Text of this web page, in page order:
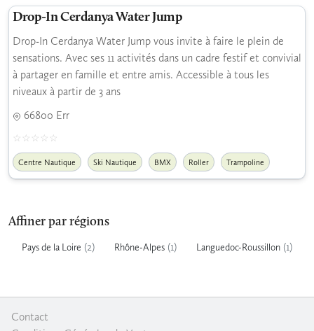
Affiner par régions
Pays de la Loire (2) Rhône-Alpes (1) Languedoc-Roussillon (1)
Drop-In Cerdanya Water Jump
Drop-In Cerdanya Water Jump vous invite à faire le plein de
sensations. Avec ses 11 activités dans un cadre festif et convivial
à partager en famille et entre amis. Accessible à tous les
niveaux à partir de 3 ans
66800 Err
Centre Nautique Ski Nautique BMX Roller Trampoline
Contact